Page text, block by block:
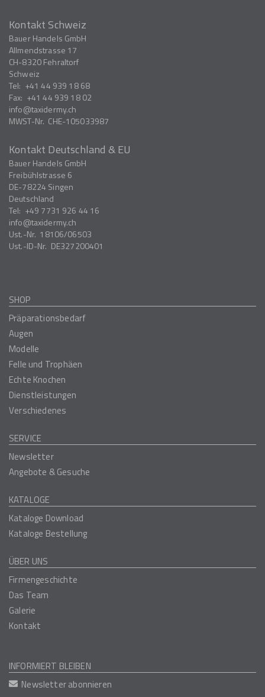
Kontakt Schweiz
Bauer Handels GmbH
Allmendstrasse 17
CH-8320Fehraltorf
Schweiz
Tel: +41 44 939 18 68
Fax: +41 44 939 18 02
info
taxidermy.ch
MWST-Nr. CHE-105033987
Kontakt Deutschland & EU
Bauer Handels GmbH
Freibühlstrasse 6
DE-78224 Singen
Deutschland
Tel: +49 7731 926 44 16
info
taxidermy.ch
Ust.-Nr. 18106/06503
Ust.-ID-Nr. DE327200401
SHOP
Präparationsbedarf
Augen
Modelle
Felle und Trophäen
Echte Knochen
Dienstleistungen
Verschiedenes
SERVICE
Newsletter
Angebote & Gesuche
KATALOGE
Kataloge Download
Kataloge Bestellung
ÜBER UNS
Firmengeschichte
Das Team
Galerie
Kontakt
INFORMIERT BLEIBEN
Newsletter abonnieren